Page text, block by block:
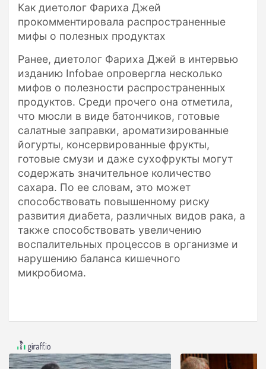
Как диетолог Фариха Джей
прокомментировала распространенные
мифы о полезных продуктах
Ранее, диетолог Фариха Джей в интервью
изданию Infobae опровергла несколько
мифов о полезности распространенных
продуктов. Среди прочего она отметила,
что мюсли в виде батончиков, готовые
салатные заправки, ароматизированные
йогурты, консервированные фрукты,
готовые смузи и даже сухофрукты могут
содержать значительное количество
сахара. По ее словам, это может
способствовать повышенному риску
развития диабета, различных видов рака, а
также способствовать увеличению
воспалительных процессов в организме и
нарушению баланса кишечного
микробиома.